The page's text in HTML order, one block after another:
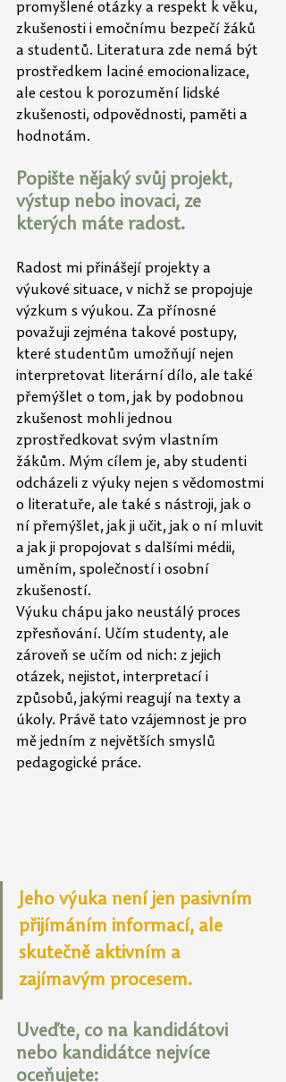
promyšlené otázky a respekt k věku,
zkušenosti i emočnímu bezpečí žáků
a studentů. Literatura zde nemá být
prostředkem laciné emocionalizace,
ale cestou k porozumění lidské
zkušenosti, odpovědnosti, paměti a
hodnotám.
Popište nějaký svůj projekt,
výstup nebo inovaci, ze
kterých máte radost.
Radost mi přinášejí projekty a
výukové situace, v nichž se propojuje
výzkum s výukou. Za přínosné
považuji zejména takové postupy,
které studentům umožňují nejen
interpretovat literární dílo, ale také
přemýšlet o tom, jak by podobnou
zkušenost mohli jednou
zprostředkovat svým vlastním
žákům. Mým cílem je, aby studenti
odcházeli z výuky nejen s vědomostmi
o literatuře, ale také s nástroji, jak o
ní přemýšlet, jak ji učit, jak o ní mluvit
a jak ji propojovat s dalšími médii,
uměním, společností i osobní
zkušeností.
Výuku chápu jako neustálý proces
zpřesňování. Učím studenty, ale
zároveň se učím od nich: z jejich
otázek, nejistot, interpretací i
způsobů, jakými reagují na texty a
úkoly. Právě tato vzájemnost je pro
mě jedním z největších smyslů
pedagogické práce.
Jeho výuka není jen pasivním
přijímáním informací, ale
skutečně aktivním a
zajímavým procesem.
Uveďte, co na kandidátovi
nebo kandidátce nejvíce
oceňujete: